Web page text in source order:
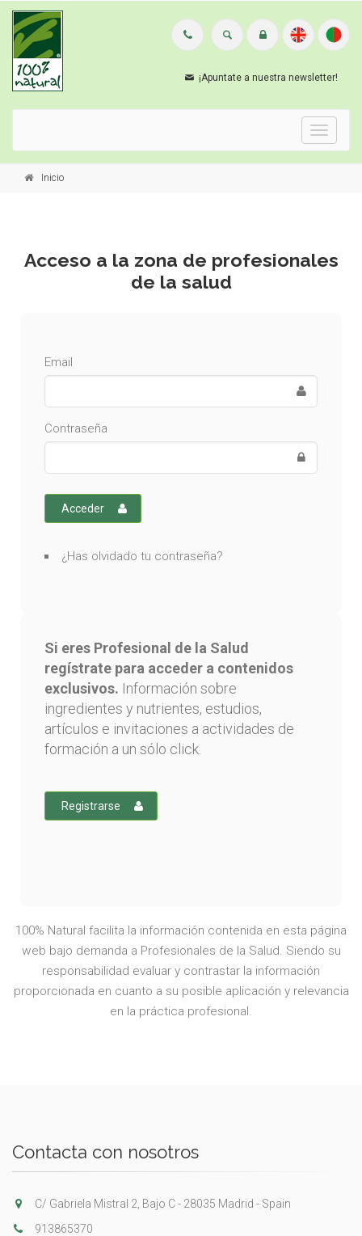
¡Apuntate a nuestra newsletter!
Menu
Inicio
Acceso a la zona de profesionales
de la salud
Email
Contraseña
Acceder
¿Has olvidado tu contraseña?
Si eres Profesional de la Salud
regístrate para acceder a contenidos
exclusivos. Información sobre
ingredientes y nutrientes, estudios,
artículos e invitaciones a actividades de
formación a un sólo click.
Registrarse
100% Natural facilita la información contenida en esta página
web bajo demanda a Profesionales de la Salud. Siendo su
responsabilidad evaluar y contrastar la información
proporcionada en cuanto a su posible aplicación y relevancia
en la práctica profesional.
Contacta con nosotros
C/ Gabriela Mistral 2, Bajo C - 28035 Madrid - Spain
913865370